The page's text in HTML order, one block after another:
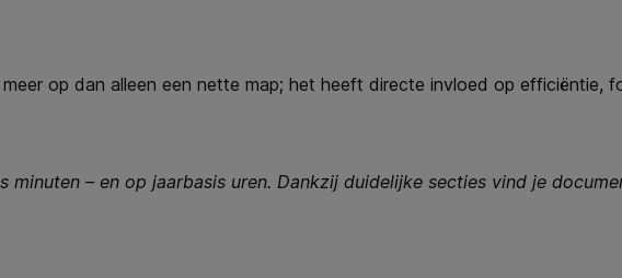
op dan alleen een nette map; het heeft directe invloed op efficiëntie,
minuten – en op jaarbasis uren. Dankzij duidelijke secties vind je